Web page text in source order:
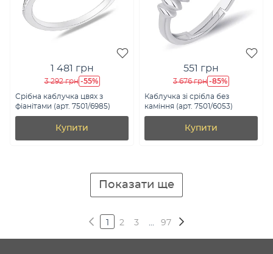
1 481 грн
3 292 грн -55%
Срібна каблучка цвях з
фіанітами (арт. 7501/6985)
Купити
551 грн
3 676 грн -85%
Каблучка зі срібла без
каміння (арт. 7501/6053)
Купити
Показати ще
2 3 ... 97